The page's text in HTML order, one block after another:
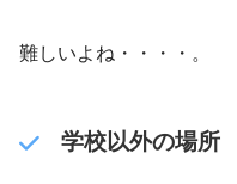
難しいよね・・・・。
学校以外の場所